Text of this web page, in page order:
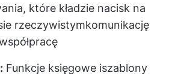
które kładzie nacisk na
rzeczywistymkomunikację
Funkcje księgowe iszablony